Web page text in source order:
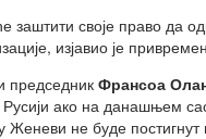
заштити своје право да
изјавио је
председникФрансоа
ако на данашњем
у Женеви не буде